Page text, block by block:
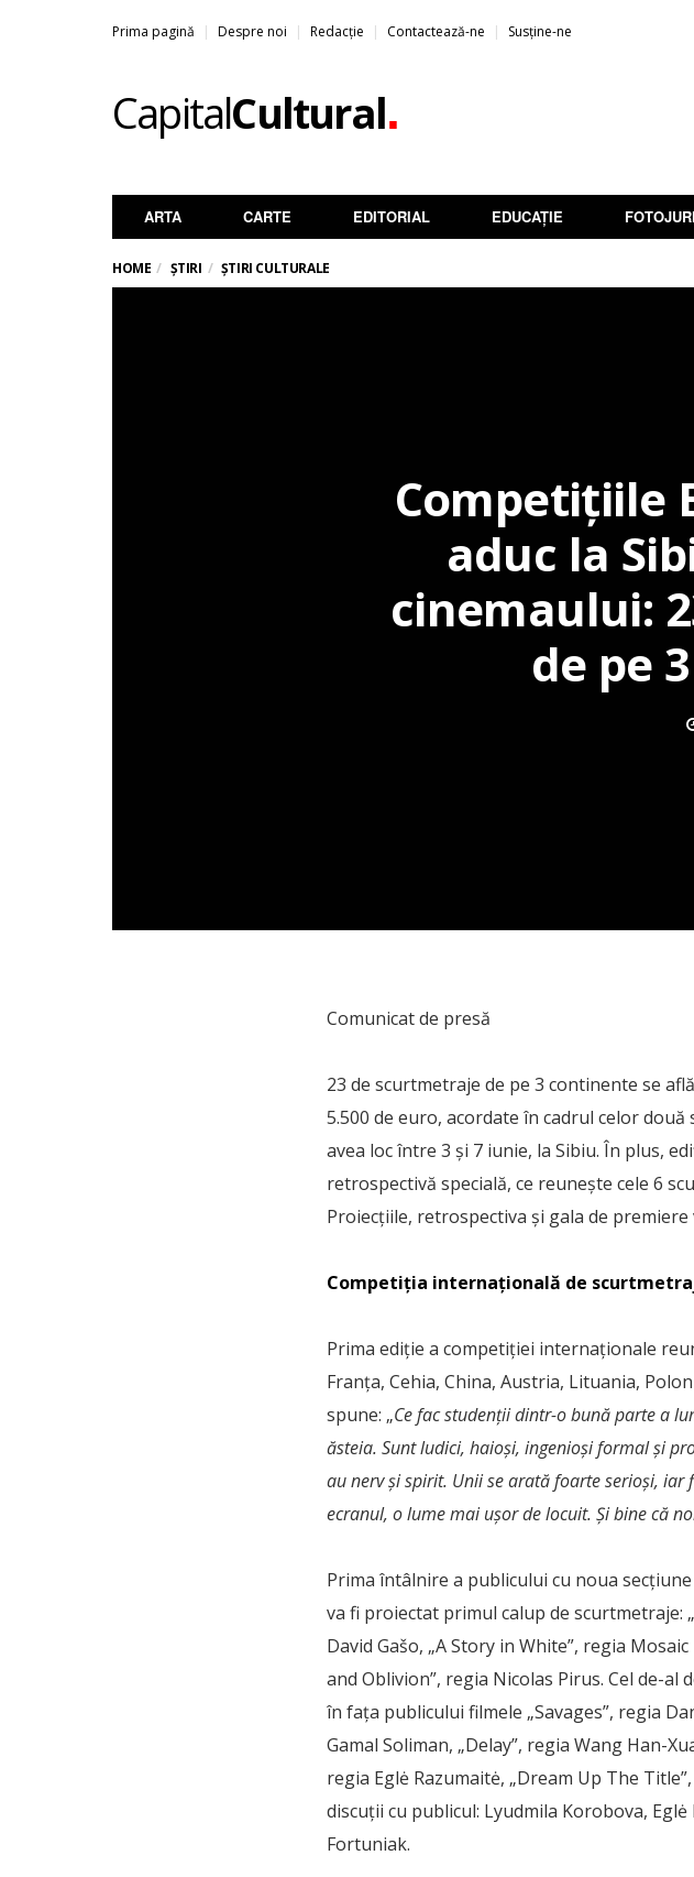
Prima pagină Despre noi Redacție Contactează-ne Susține-ne
CapitalCultural.
ARTA CARTE EDITORIAL EDUCAȚIE
HOME ȘTIRI ȘTIRI CULTURALE
Competițiile
aduc la
cinemaului:
de pe
Comunicat de presă
23 de scurtmetraje de pe 3 continente se
5.500 de euro, acordate în cadrul celor două
avea loc între 3 și 7 iunie, la Sibiu. În plus,
retrospectivă specială, ce reunește cele 6
Proiecțiile, retrospectiva și gala de
Competiția internațională de
Prima ediție a competiției internaționale
Franța, Cehia, China, Austria, Lituania,
spune: „Ce fac studenții dintr-o bună parte a
ăsteia. Sunt ludici, haioși, ingenioși formal și
au nerv și spirit. Unii se arată foarte serioși,
ecranul, o lume mai ușor de locuit. Și bine că
Prima întâlnire a publicului cu noua
va fi proiectat primul calup de scurtmetraje:
David Gašo, „A Story in White”, regia
and Oblivion”, regia Nicolas Pirus. Cel de-al
în fața publicului filmele „Savages”, regia
Gamal Soliman, „Delay”, regia Wang Han-
regia Eglė Razumaitė, „Dream Up The
discuții cu publicul: Lyudmila Korobova,
Fortuniak.